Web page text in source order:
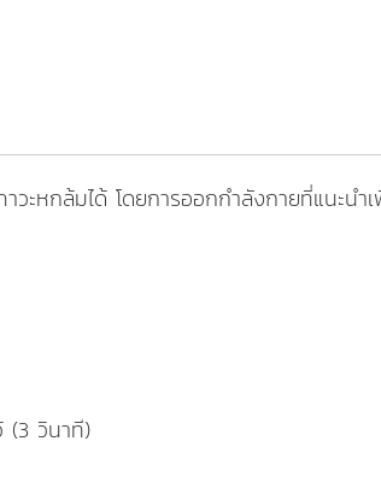
หกล้มได้ โดยการออกกำลังกายที่แนะนำ
(3 วินาที)